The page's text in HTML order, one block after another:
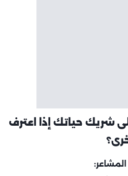
شريك حياتك إذا اعترف
المشاعر: